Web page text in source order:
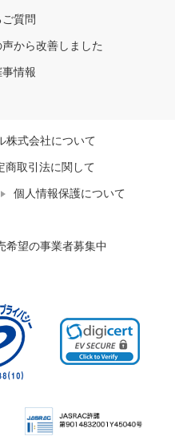
質問
から改善しました
情報
株式会社について
商取引法に関して
個人情報保護について
希望の事業者募集中